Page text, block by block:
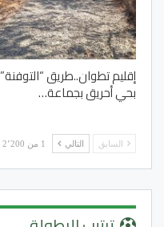
إقليم تطوان..طريق “التوفنة”
بحي أحريق بجماعة…
السابق التالي 1 من 2٬200